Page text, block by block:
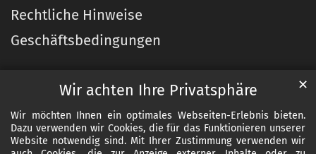
Wir achten Ihre Privatsphäre
Wir möchten Ihnen ein optimales Webseiten-Erlebnis bieten.
Dazu verwenden wir Cookies, die für das Funktionieren unserer
Website notwendig sind. Mit Ihrer Zustimmung verwenden wir
✕
Rechtliche Hinweise
Geschäftsbedingungen